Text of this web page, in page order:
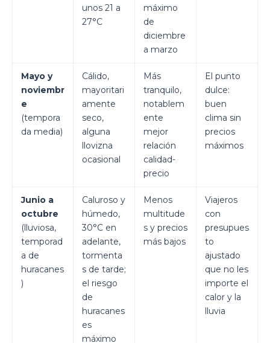
unos 21 a
27°C
máximo
de
diciembre
a marzo
Mayo y
noviembr
e
(tempora
da media)
Cálido,
mayoritari
amente
seco,
alguna
llovizna
ocasional
Más
tranquilo,
notablem
ente
mejor
relación
calidad-
precio
El punto
dulce:
buen
clima sin
precios
máximos
Junio a
octubre
(lluviosa,
temporad
a de
huracanes
)
Caluroso y
húmedo,
30°C en
adelante,
tormenta
s de tarde;
el riesgo
de
huracanes
es
máximo
Menos
multitude
s y precios
más bajos
Viajeros
con
presupues
to
ajustado
que no les
importe el
calor y la
lluvia